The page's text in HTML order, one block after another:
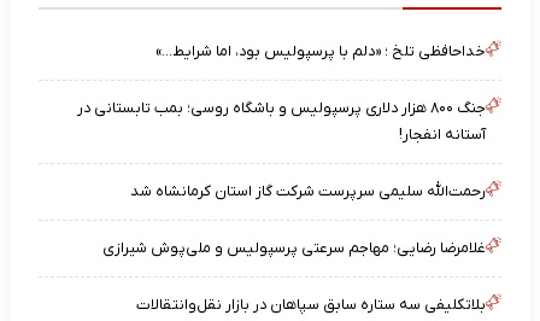
خداحافظی تلخ ؛ «دلم با پرسپولیس بود، اما شرایط…»
جنگ ۸۰۰ هزار دلاری پرسپولیس و باشگاه روسی؛ بمب تابستانی در
آستانه انفجار!
رحمت‌الله سلیمی سرپرست شرکت گاز استان کرمانشاه شد
غلامرضا رضایی؛ مهاجم سرعتی پرسپولیس و ملی‌پوش شیرازی
بلاتکلیفی سه ستاره سابق سپاهان در بازار نقل‌وانتقالات